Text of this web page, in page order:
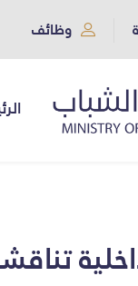
وظائف